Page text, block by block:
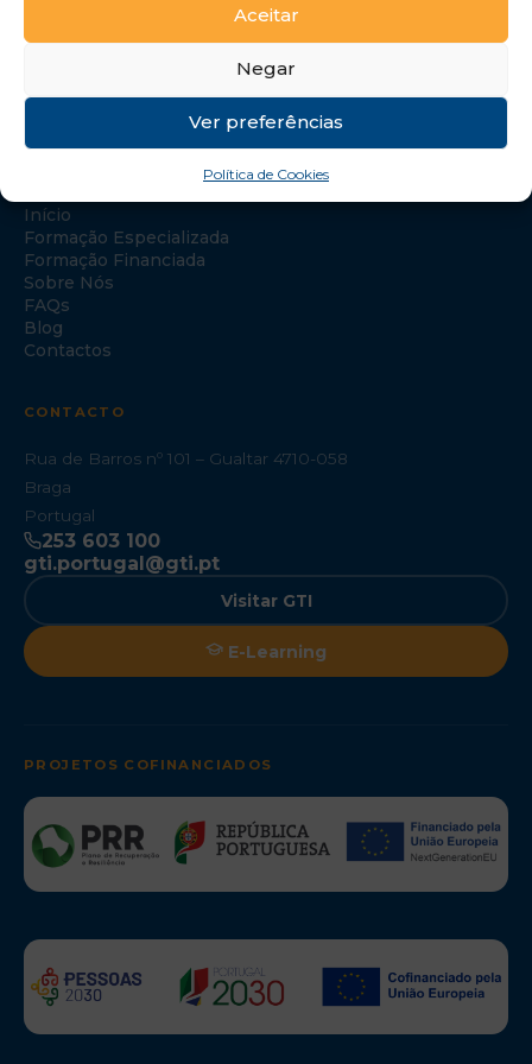
Aceitar
Negar
Ver preferências
Política de Cookies
Início
Formação Especializada
Formação Financiada
Sobre Nós
FAQs
Blog
Contactos
CONTACTO
Rua de Barros nº 101 – Gualtar 4710-058
Braga
Portugal
253 603 100
gti.portugal@gti.pt
Visitar GTI
E-Learning
PROJETOS COFINANCIADOS